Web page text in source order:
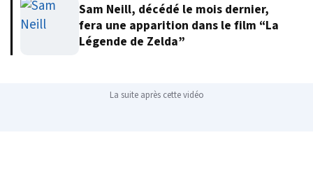
Sam Neill, décédé le mois dernier,
fera une apparition dans le film “La
Légende de Zelda”
La suite après cette vidéo